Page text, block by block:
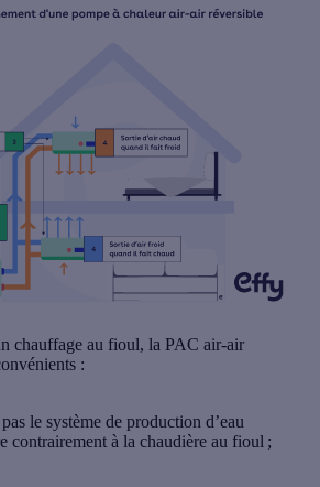
chauffage au fioul, la PAC air-air
:
le système de production d’eau
contrairement à la chaudière au fioul ;